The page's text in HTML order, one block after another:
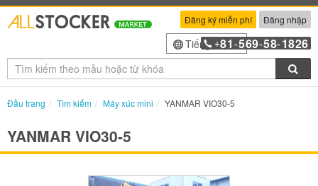
Đăng ký miễn phí Đăng nhập
Tiếng Việt
+81 -569-58-1826
Đầu trang Tìm kiếm Máy xúc mini YANMAR VIO30-5
YANMAR VIO30-5